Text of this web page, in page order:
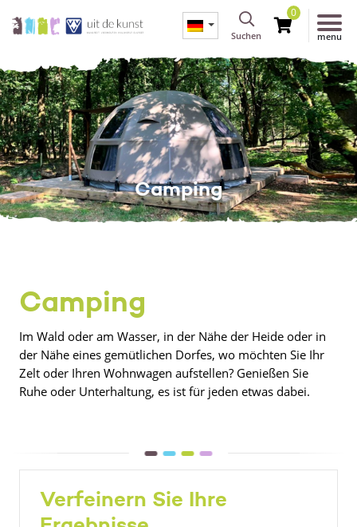
Suchen
0
menu
Camping
Camping
Im Wald oder am Wasser, in der Nähe der Heide oder in
der Nähe eines gemütlichen Dorfes, wo möchten Sie Ihr
Zelt oder Ihren Wohnwagen aufstellen? Genießen Sie
Ruhe oder Unterhaltung, es ist für jeden etwas dabei.
Verfeinern Sie Ihre